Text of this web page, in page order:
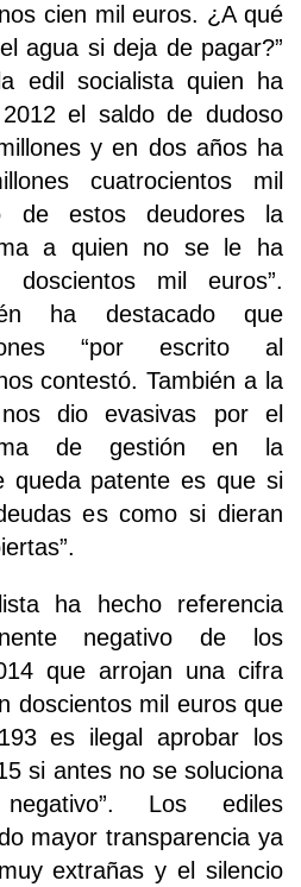
cien mil euros. ¿A qué
agua si deja de pagar?”
edil socialista quien ha
el saldo de dudoso
y en dos años ha
cuatrocientos mil
de estos deudores la
a quien no se le ha
mil euros”.
ha destacado que
“por escrito al
contestó. También a la
dio evasivas por el
de gestión en la
queda patente es que si
es como si dieran
ha hecho referencia
negativo de los
que arrojan una cifra
doscientos mil euros que
es ilegal aprobar los
si antes no se soluciona
Los ediles
mayor transparencia ya
extrañas y el silencio